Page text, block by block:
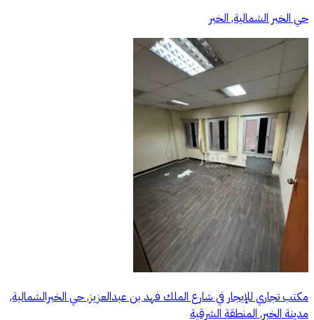
حي الخبر الشمالية, الخبر
مكتب تجاري للإيجار في شارع الملك فهد بن عبدالعزيز, حي الخبرالشمالية,
مدينة الخبر, المنطقة الشرقية